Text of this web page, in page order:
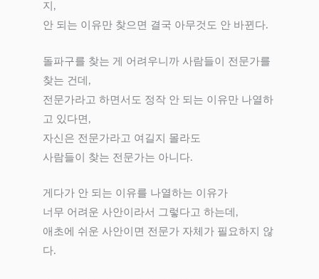
지,
안 되는 이유만 찾으면 결국 아무것도 안 바뀐다.
돌파구를 찾는 게 어려우니까 사람들이 전문가를
찾는 건데,
전문가라고 하면서도 정작 안 되는 이유만 나열하
고 있다면,
자신은 전문가라고 여길지 몰라도
사람들이 찾는 전문가는 아니다.
게다가 안 되는 이유를 나열하는 이유가
너무 어려운 사안이라서 그렇다고 하는데,
애초에 쉬운 사안이면 전문가 자체가 필요하지 않
다.